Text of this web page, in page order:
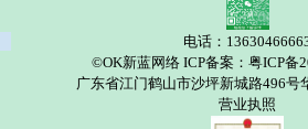
电话：
©OK新蓝网络 ICP备案：粤ICP备
广东省江门鹤山市沙坪新城路496号
营业执照